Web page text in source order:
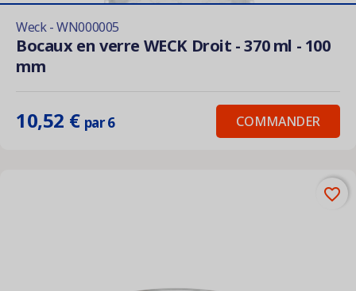
Weck - WN000005
Bocaux en verre WECK Droit - 370 ml - 100
mm
10,52 € par 6 COMMANDER
favorite_border